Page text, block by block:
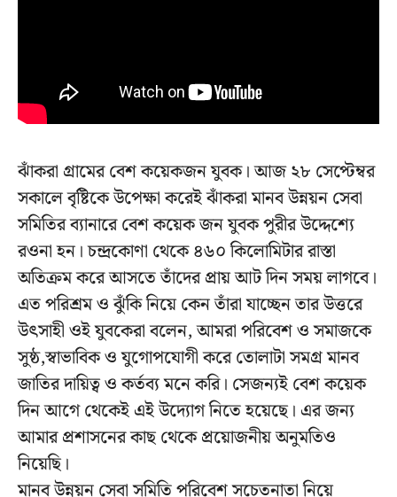
ঝাঁকরা গ্রামের বেশ কয়েকজন যুবক। আজ ২৮ সেপ্টেম্বর
সকালে বৃষ্টিকে উপেক্ষা করেই ঝাঁকরা মানব উন্নয়ন সেবা
সমিতির ব্যানারে বেশ কয়েক জন যুবক পুরীর উদ্দেশ্যে
রওনা হন। চন্দ্রকোণা থেকে ৪৬০ কিলোমিটার রাস্তা
অতিক্রম করে আসতে তাঁদের প্রায় আট দিন সময় লাগবে।
এত পরিশ্রম ও ঝুঁকি নিয়ে কেন তাঁরা যাচ্ছেন তার উত্তরে
উৎসাহী ওই যুবকেরা বলেন, আমরা পরিবেশ ও সমাজকে
সুষ্ঠ,স্বাভাবিক ও যুগোপযোগী করে তোলাটা সমগ্র মানব
জাতির দায়িত্ব ও কর্তব্য মনে করি। সেজন্যই বেশ কয়েক
দিন আগে থেকেই এই উদ্যোগ নিতে হয়েছে। এর জন্য
আমার প্রশাসনের কাছ থেকে প্রয়োজনীয় অনুমতিও
নিয়েছি।
মানব উন্নয়ন সেবা সমিতি পরিবেশ সচেতনাতা নিয়ে